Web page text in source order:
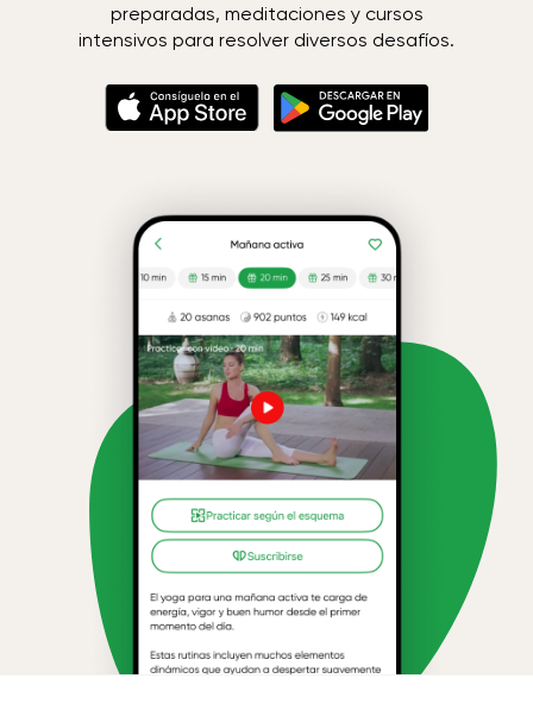
preparadas, meditaciones y cursos
intensivos para resolver diversos desafíos.